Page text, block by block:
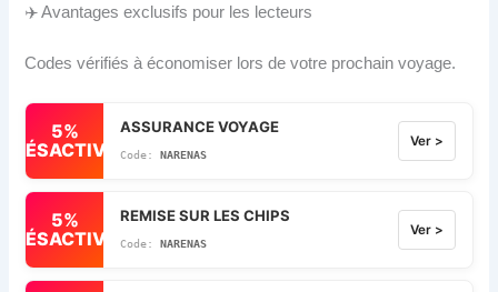
✈️ Avantages exclusifs pour les lecteurs
Codes vérifiés à économiser lors de votre prochain voyage.
5%
DÉSACTIVÉ
ASSURANCE VOYAGE
NARENAS
Ver >
5%
DÉSACTIVÉ
REMISE SUR LES CHIPS
NARENAS
Ver >